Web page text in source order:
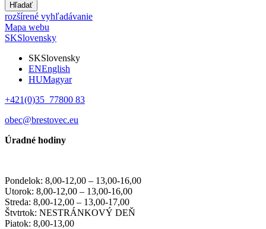
Hľadať
rozšírené vyhľadávanie
Mapa webu
SKSlovensky
SKSlovensky
ENEnglish
HUMagyar
+421(0)35 77800 83
obec@brestovec.eu
Úradné hodiny
Pondelok: 8,00-12,00 – 13,00-16,00
Utorok: 8,00-12,00 – 13,00-16,00
Streda: 8,00-12,00 – 13,00-17,00
Štvtrtok: NESTRÁNKOVÝ DEŇ
Piatok: 8,00-13,00